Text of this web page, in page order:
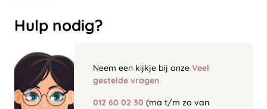
Hulp nodig?
Neem een kijkje bij onze Veel
gestelde vragen
012 60 02 30 (ma t/m zo van